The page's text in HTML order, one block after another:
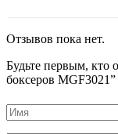
Отзывов пока нет.
Будьте первым, кто
боксеров MGF3021”